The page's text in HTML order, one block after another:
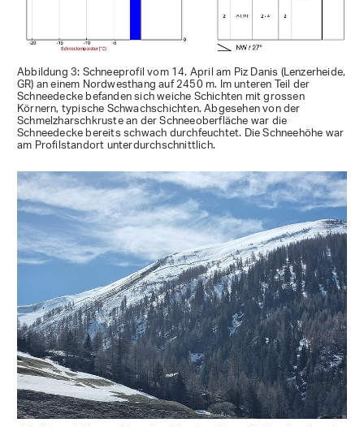
Abbildung 3: Schneeprofil vom 14. April am Piz Danis (Lenzerheide,
GR) an einem Nordwesthang auf 2450 m. Im unteren Teil der
Schneedecke befanden sich weiche Schichten mit grossen
Körnern, typische Schwachschichten. Abgesehen von der
Schmelzharschkruste an der Schneeoberfläche war die
Schneedecke bereits schwach durchfeuchtet. Die Schneehöhe war
am Profilstandort unterdurchschnittlich.